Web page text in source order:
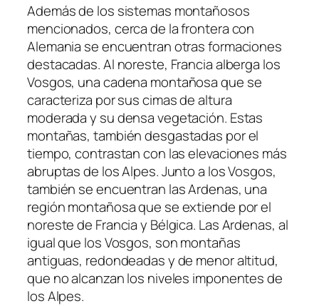
Además de los sistemas montañosos
mencionados, cerca de la frontera con
Alemania se encuentran otras formaciones
destacadas. Al noreste, Francia alberga los
Vosgos, una cadena montañosa que se
caracteriza por sus cimas de altura
moderada y su densa vegetación. Estas
montañas, también desgastadas por el
tiempo, contrastan con las elevaciones más
abruptas de los Alpes. Junto a los Vosgos,
también se encuentran las Ardenas, una
región montañosa que se extiende por el
noreste de Francia y Bélgica. Las Ardenas, al
igual que los Vosgos, son montañas
antiguas, redondeadas y de menor altitud,
que no alcanzan los niveles imponentes de
los Alpes.